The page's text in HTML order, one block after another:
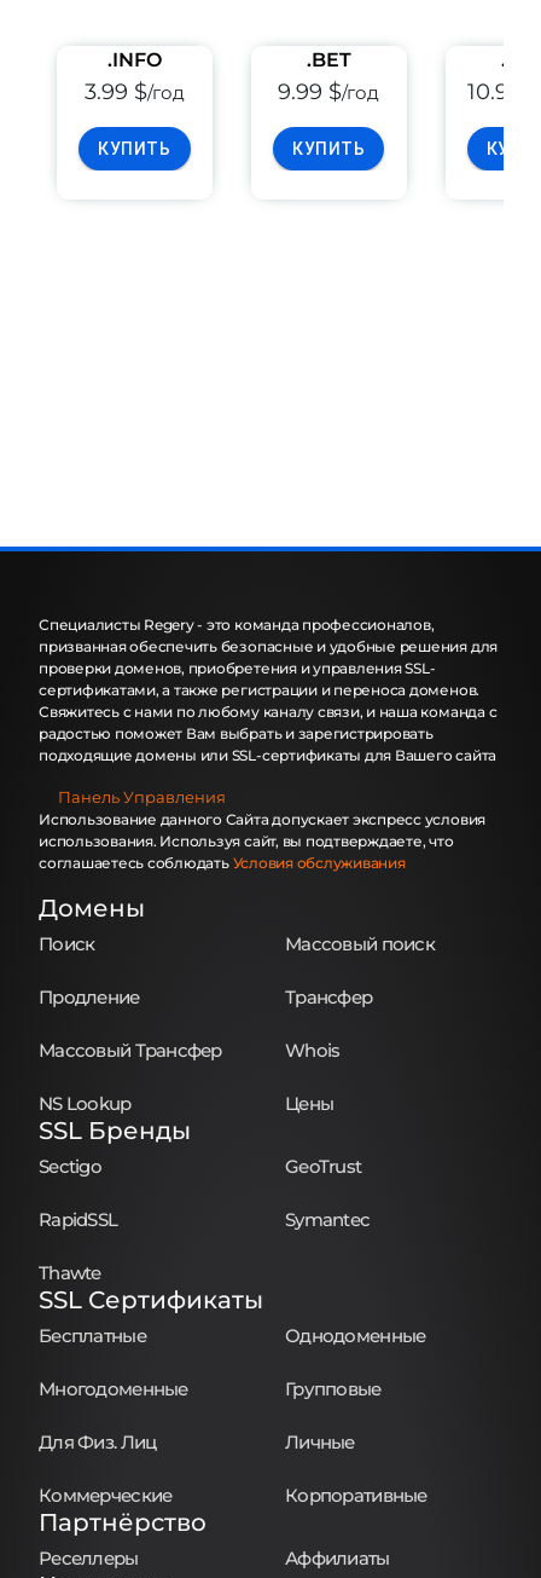
.INFO
3.99 $/год
КУПИТЬ
.BET
9.99 $/год
КУПИТЬ
10.99 $
Специалисты Regery - это команда профессионалов,
призванная обеспечить безопасные и удобные решения для
проверки доменов, приобретения и управления SSL-
сертификатами, а также регистрации и переноса доменов.
Свяжитесь с нами по любому каналу связи, и наша команда с
радостью поможет Вам выбрать и зарегистрировать
подходящие домены или SSL-сертификаты для Вашего сайта
Панель Управления
Использование данного Сайта допускает экспресс условия
использования. Используя сайт, вы подтверждаете, что
соглашаетесь соблюдать Условия обслуживания
Домены
Поиск Массовый поиск
Продление Трансфер
Массовый Трансфер Whois
NS Lookup Цены
SSL Бренды
Sectigo GeoTrust
RapidSSL Symantec
Thawte
SSL Сертификаты
Бесплатные Однодоменные
Многодоменные Групповые
Для Физ. Лиц Личные
Коммерческие Корпоративные
Партнёрство
Реселлеры Аффилиаты